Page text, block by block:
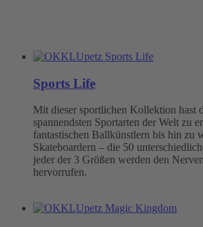
Sports Life
Mit dieser sportlichen Kollektion hast
spannendsten Sportarten der Welt zu
fantastischen Ballkünstlern bis hin zu
Skateboardern – die 50
jeder der 3 Größen werden den
hervorrufen.